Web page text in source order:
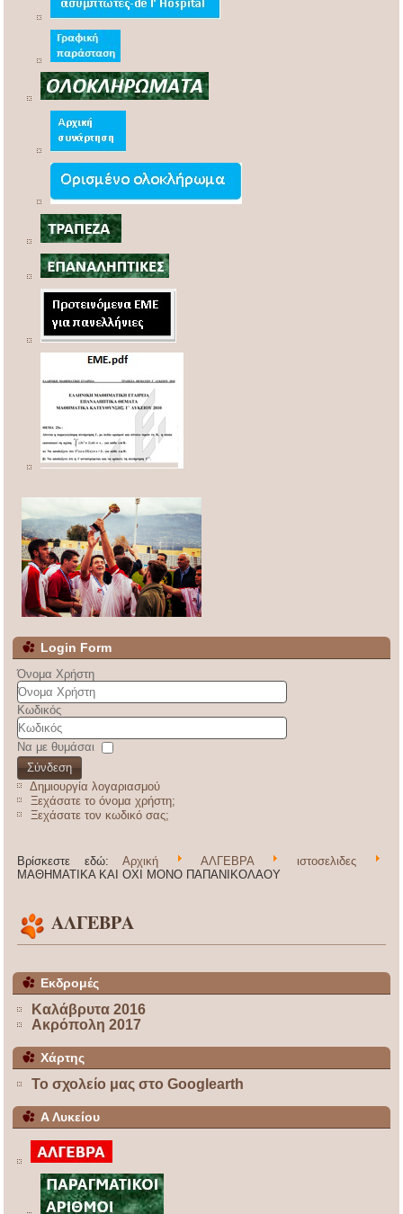
Login Form
Όνομα Χρήστη
Κωδικός
Να με θυμάσαι
Σύνδεση
Δημιουργία λογαριασμού
Ξεχάσατε το όνομα χρήστη;
Ξεχάσατε τον κωδικό σας;
Βρίσκεστε εδώ: Αρχική ΑΛΓΕΒΡΑ
ιστοσελιδες
ΜΑΘΗΜΑΤΙΚΑ ΚΑΙ ΟΧΙ ΜΟΝΟ ΠΑΠΑΝΙΚΟΛΑΟΥ
ΑΛΓΕΒΡΑ
Εκδρομές
Καλάβρυτα 2016
Ακρόπολη 2017
Χάρτης
Το σχολείο μας στο Googlearth
Α Λυκείου